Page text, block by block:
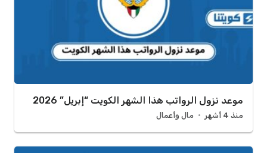
موعد نزول الرواتب هذا الشهر الكويت “إبريل” 2026
منذ 4 أشهر مال وأعمال